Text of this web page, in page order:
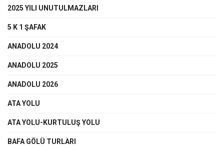
2025 YILI UNUTULMAZLARI
5 K 1 ŞAFAK
ANADOLU 2024
ANADOLU 2025
ANADOLU 2026
ATA YOLU
ATA YOLU-KURTULUŞ YOLU
BAFA GÖLÜ TURLARI